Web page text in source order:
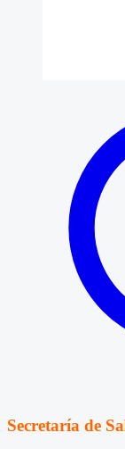
Secretaría de